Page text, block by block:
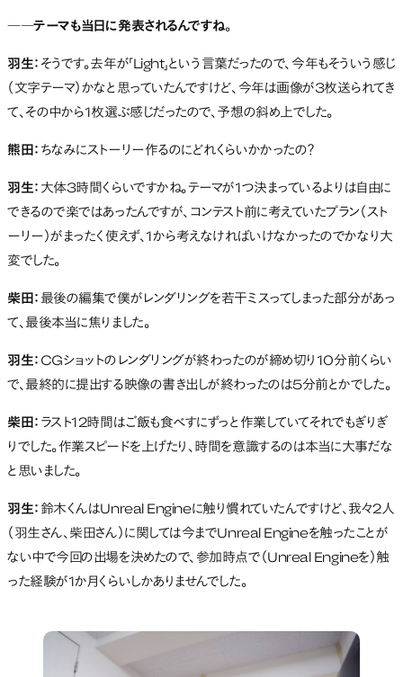
――テーマも当日に発表されるんですね。
羽生： そうです。去年が「Light」という言葉だったので、今年もそういう感じ
（文字テーマ）かなと思っていたんですけど、今年は画像が3枚送られてき
て、その中から1枚選ぶ感じだったので、予想の斜め上でした。
熊田： ちなみにストーリー作るのにどれくらいかかったの？
羽生： 大体3時間くらいですかね。テーマが1つ決まっているよりは自由に
できるので楽ではあったんですが、コンテスト前に考えていたプラン（スト
ーリー）がまったく使えず、1から考えなければいけなかったのでかなり大
変でした。
柴田： 最後の編集で僕がレンダリングを若干ミスってしまった部分があっ
て、最後本当に焦りました。
羽生： CGショットのレンダリングが終わったのが締め切り10分前くらい
で、最終的に提出する映像の書き出しが終わったのは5分前とかでした。
柴田： ラスト12時間はご飯も食べすにずっと作業していてそれでもぎりぎ
りでした。作業スピードを上げたり、時間を意識するのは本当に大事だな
と思いました。
羽生： 鈴木くんはUnreal Engineに触り慣れていたんですけど、我々2人
（羽生さん、柴田さん）に関しては今までUnreal Engineを触ったことが
ない中で今回の出場を決めたので、参加時点で（Unreal Engineを）触
った経験が1か月くらいしかありませんでした。